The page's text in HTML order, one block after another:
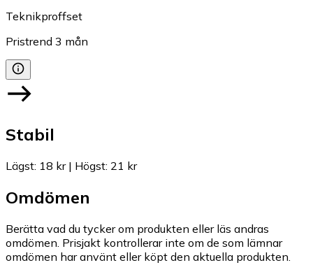
Teknikproffset
Pristrend 3 mån
Stabil
Lägst: 18 kr| Högst: 21 kr
Omdömen
Berätta vad du tycker om produkten eller läs andras
omdömen. Prisjakt kontrollerar inte om de som lämnar
omdömen har använt eller köpt den aktuella produkten.